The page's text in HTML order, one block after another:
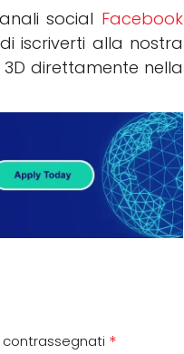
social Facebook
iscriverti alla nostra
direttamente nella
*